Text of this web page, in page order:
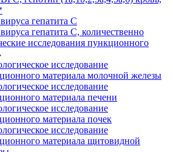
гепатита C
гепатита C, количественно
исследования пункционного
исследование
материала молочной железы
исследование
материала печени
исследование
материала почек
исследование
материала щитовидной